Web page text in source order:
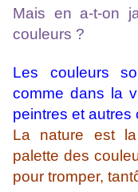
Mais en a-t-on
couleurs ?
Les couleurs
comme dans la
peintres et autres
La nature est
palette des
pour tromper,